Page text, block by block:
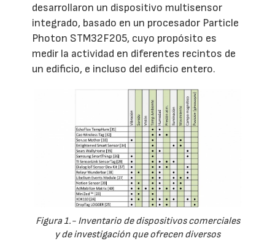
desarrollaron un dispositivo multisensor
integrado, basado en un procesador Particle
Photon STM32F205, cuyo propósito es
medir la actividad en diferentes recintos de
un edificio, e incluso del edificio entero.
Figura 1.- Inventario de dispositivos comerciales
y de investigación que ofrecen diversos